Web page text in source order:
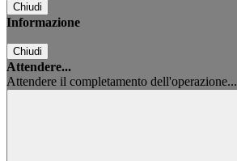
Chiudi
Informazione
Chiudi
Attendere...
Attendere il completamento dell'operazione...